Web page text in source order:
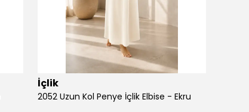
İçlik
2052 Uzun Kol Penye İçlik Elbise - Ekru